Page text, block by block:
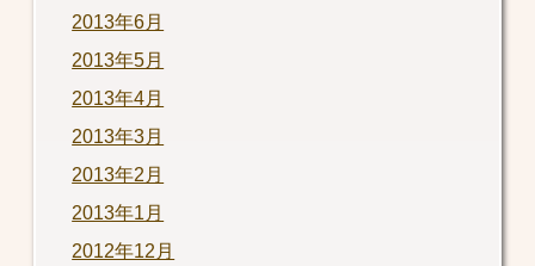
2013年6月
2013年5月
2013年4月
2013年3月
2013年2月
2013年1月
2012年12月